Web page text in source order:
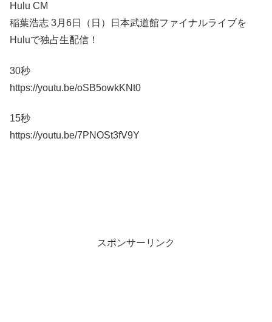
Hulu CM
稲葉浩志 3月6日（日）日本武道館ファイナルライブを
Huluで独占生配信！
30秒
https://youtu.be/oSB5owkKNt0
15秒
https://youtu.be/7PNOSt3fV9Y
スポンサーリンク